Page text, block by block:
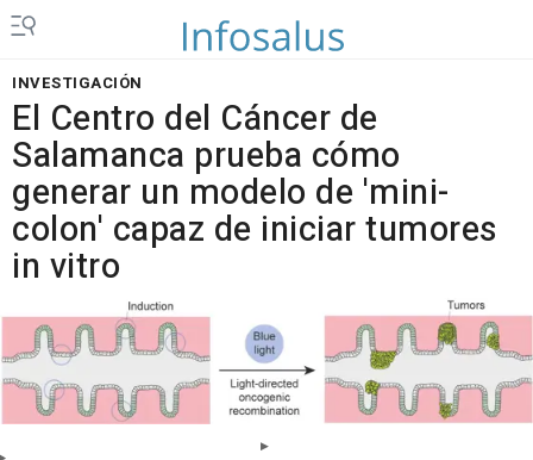
INVESTIGACIÓN
El Centro del Cáncer de
Salamanca prueba cómo
generar un modelo de 'mini-
colon' capaz de iniciar tumores
in vitro